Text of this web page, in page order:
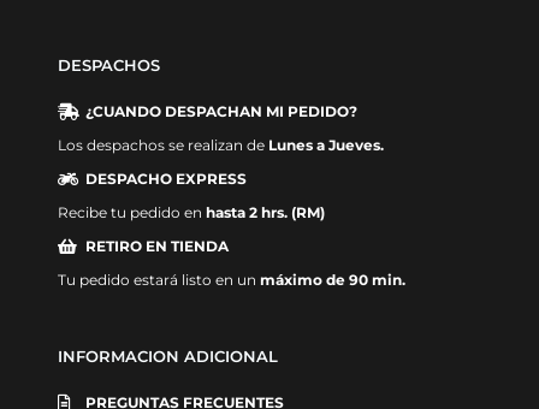
DESPACHOS
¿CUANDO DESPACHAN MI PEDIDO?
Los despachos se realizan de Lunes a Jueves.
DESPACHO EXPRESS
Recibe tu pedido en hasta 2 hrs. (RM)
RETIRO EN TIENDA
Tu pedido estará listo en un máximo de 90 min.
INFORMACION ADICIONAL
PREGUNTAS FRECUENTES